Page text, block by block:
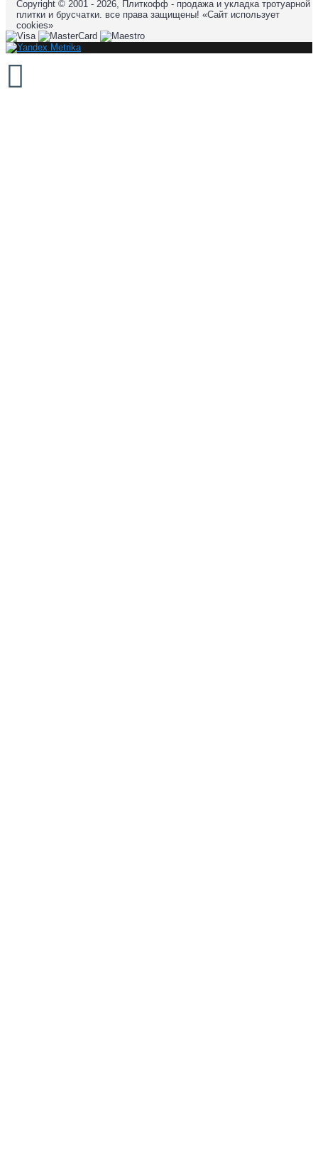
Copyright © 2001 - 2026, Плиткофф - продажа и укладка тротуарной
плитки и брусчатки. все права защищены! «Сайт использует
cookies»